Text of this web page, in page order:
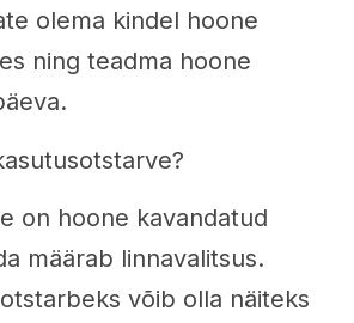
olema kindel hoone
ning teadma hoone
on hoone kavandatud
määrab linnavalitsus.
võib olla näiteks